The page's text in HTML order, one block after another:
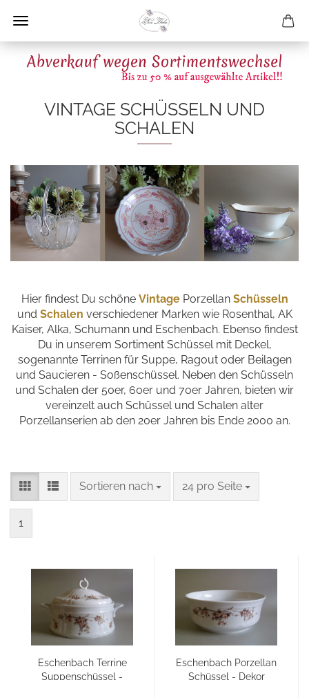
VINTAGE SCHÜSSELN UND
SCHALEN
Hier findest Du schöne VintagePorzellan Schüsseln
und Schalen verschiedener Marken wie Rosenthal, AK
Kaiser, Alka, Schumann und Eschenbach. Ebenso findest
Du in unserem Sortiment Schüssel mit Deckel,
sogenannte Terrinen für Suppe, Ragout oder Beilagen
und Saucieren - Soßenschüssel. Neben den Schüsseln
und Schalen der 50er, 60er und 70er Jahren, bieten wir
vereinzelt auch Schüssel und Schalen alter
Porzellanserien ab den 20er Jahren bis Ende 2000 an.
Sortieren nach
Sortieren nach 24 pro Seite
pro Seite
1
Eschenbach Terrine
Suppenschüssel -
Eschenbach Porzellan
Schüssel - Dekor